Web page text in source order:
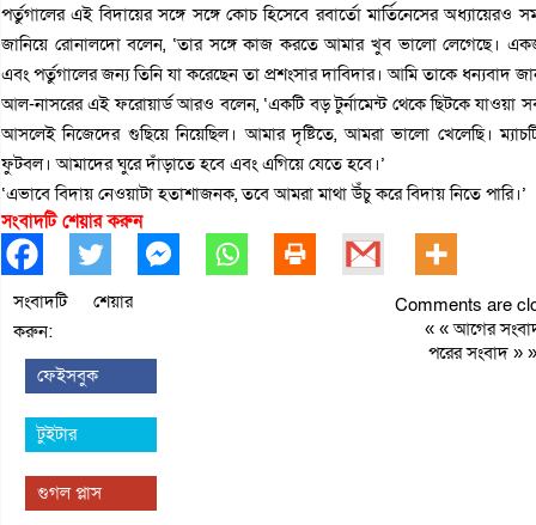
পর্তুগালের এই বিদায়ের সঙ্গে সঙ্গে কোচ হিসেবে রবার্তো মার্তিনেসের অধ্যায়েরও
জানিয়ে রোনালদো বলেন, ‘তার সঙ্গে কাজ করতে আমার খুব ভালো লেগেছে।
এবং পর্তুগালের জন্য তিনি যা করেছেন তা প্রশংসার দাবিদার। আমি তাকে ধন্যবাদ
আল-নাসরের এই ফরোয়ার্ড আরও বলেন, ‘একটি বড় টুর্নামেন্ট থেকে ছিটকে
আসলেই নিজেদের গুছিয়ে নিয়েছিল। আমার দৃষ্টিতে, আমরা ভালো খেলেছি।
ফুটবল। আমাদের ঘুরে দাঁড়াতে হবে এবং এগিয়ে যেতে হবে।’
‘এভাবে বিদায় নেওয়াটা হতাশাজনক, তবে আমরা মাথা উঁচু করে বিদায় নিতে পারি।’
সংবাদটি শেয়ার করুন
সংবাদটি শেয়ার
করুন:
ফেইসবুক
টুইটার
গুগল প্লাস
Comments are
« «আগের
পরের সংবাদ » »